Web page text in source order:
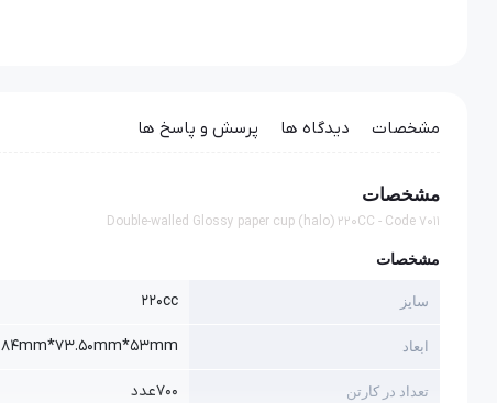
مشخصات دیدگاه ها پرسش و پاسخ ها
مشخصات
Double-walled Glossy paper cup (halo) 220CC - Code 7011
مشخصات
سایز 220cc
ابعاد 84mm*73.50mm*53mm
تعداد در کارتن 700عدد